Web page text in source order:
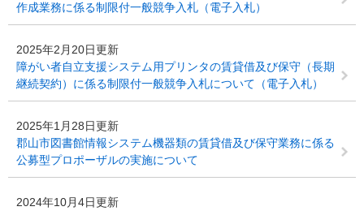
作成業務に係る制限付一般競争入札（電子入札）
2025年2月20日更新
障がい者自立支援システム用プリンタの賃貸借及び保守（長期
継続契約）に係る制限付一般競争入札について（電子入札）
2025年1月28日更新
郡山市図書館情報システム機器類の賃貸借及び保守業務に係る
公募型プロポーザルの実施について
2024年10月4日更新